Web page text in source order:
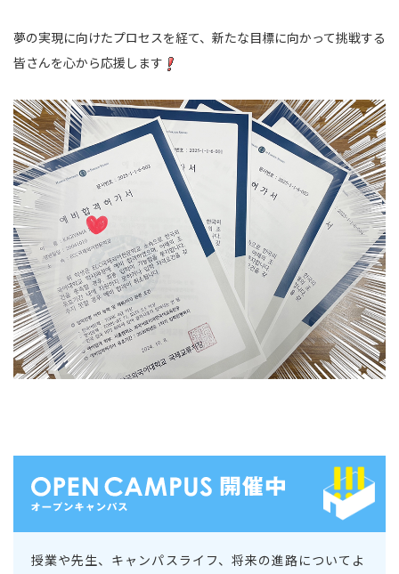
夢の実現に向けたプロセスを経て、新たな目標に向かって挑戦する
皆さんを心から応援します
授業や先生、キャンパスライフ、将来の進路についてよ